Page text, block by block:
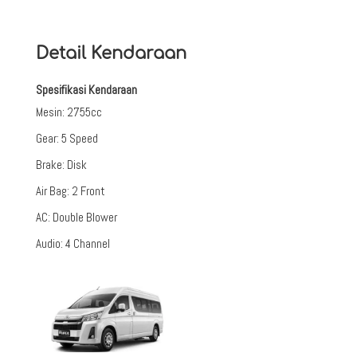
Detail Kendaraan
Spesifikasi Kendaraan
Mesin: 2755cc
Gear: 5 Speed
Brake: Disk
Air Bag: 2 Front
AC: Double Blower
Audio: 4 Channel